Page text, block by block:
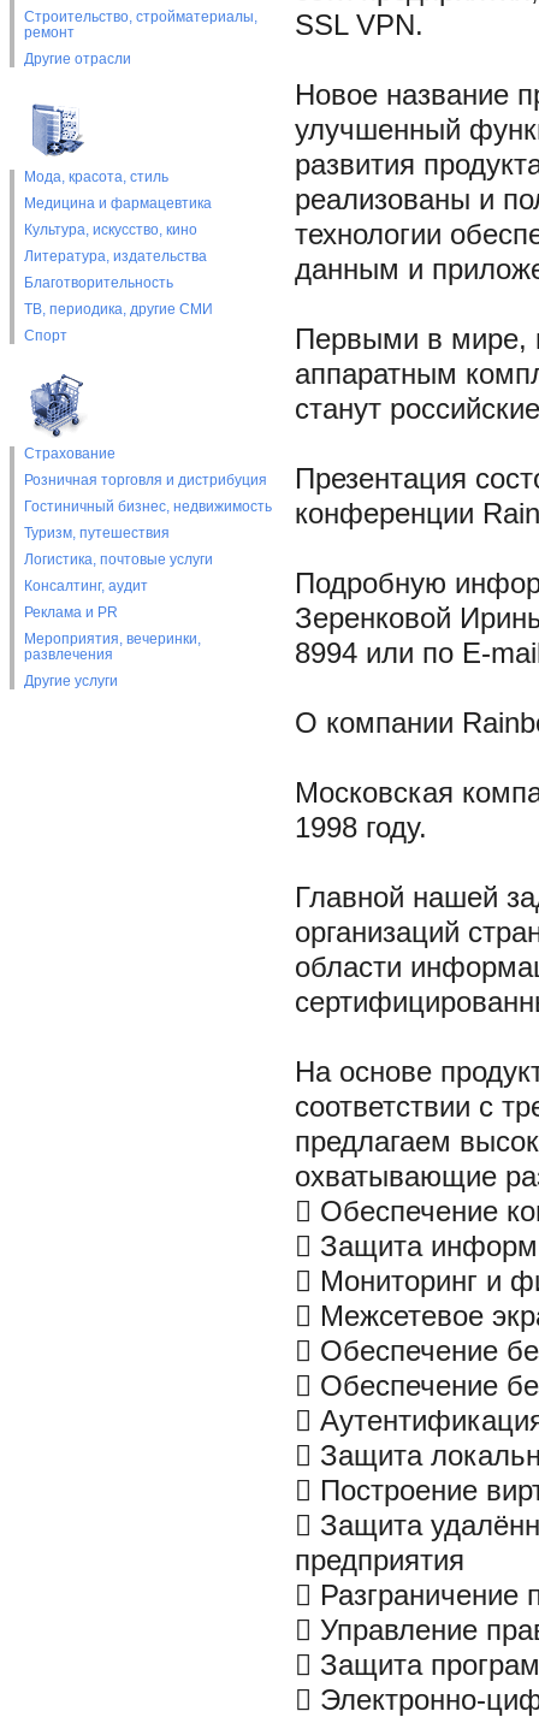
Строительство, стройматериалы,
ремонт
Другие отрасли
Мода, красота, стиль
Медицина и фармацевтика
Культура, искусство, кино
Литература, издательства
Благотворительность
ТВ, периодика, другие СМИ
Спорт
Страхование
Розничная торговля и дистрибуция
Гостиничный бизнес, недвижимость
Туризм, путешествия
Логистика, почтовые услуги
Консалтинг, аудит
Реклама и PR
Мероприятия, вечеринки,
развлечения
Другие услуги
SSL VPN.
Новое название
улучшенный
развития
реализованы и
технологии
данным и
Первыми в мире,
аппаратным
станут
Презентация
конференции
Подробную
Зеренковой
8994 или по E-
О компании
Московская
1998 году.
Главной нашей
организаций
области
На основе
соответствии с
предлагаем
охватывающие
 Обеспечение
 Защита
 Мониторинг и
 Межсетевое
 Обеспечение
 Обеспечение

 Защита
 Построение
 Защита
предприятия
 Разграничение
 Управление
 Защита
 Электронно-